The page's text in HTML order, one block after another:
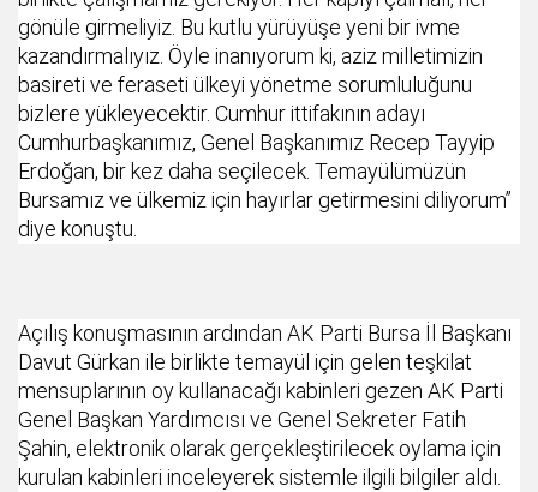
gönüle girmeliyiz. Bu kutlu yürüyüşe yeni bir ivme
kazandırmalıyız. Öyle inanıyorum ki, aziz milletimizin
basireti ve feraseti ülkeyi yönetme sorumluluğunu
bizlere yükleyecektir. Cumhur ittifakının adayı
Cumhurbaşkanımız, Genel Başkanımız Recep Tayyip
Erdoğan, bir kez daha seçilecek. Temayülümüzün
Bursamız ve ülkemiz için hayırlar getirmesini diliyorum”
diye konuştu.
Açılış konuşmasının ardından AK Parti Bursa İl Başkanı
Davut Gürkan ile birlikte temayül için gelen teşkilat
mensuplarının oy kullanacağı kabinleri gezen AK Parti
Genel Başkan Yardımcısı ve Genel Sekreter Fatih
Şahin, elektronik olarak gerçekleştirilecek oylama için
kurulan kabinleri inceleyerek sistemle ilgili bilgiler aldı.